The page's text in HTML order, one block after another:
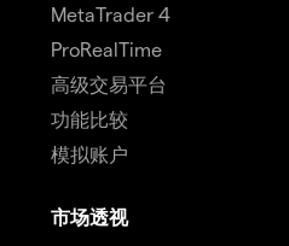
MetaTrader 4
ProRealTime
高级交易平台
功能比较
模拟账户
市场透视